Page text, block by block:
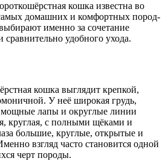
кошка известна во
домашних и комфортных пород-
именно за сочетание
удобного ухода.
кошка выглядит крепкой,
У неё широкая грудь,
мощные лапы и округлые линии
круглая, с полными щёками и
большие, круглые, открытые и
взгляд часто становится одной
черт породы.